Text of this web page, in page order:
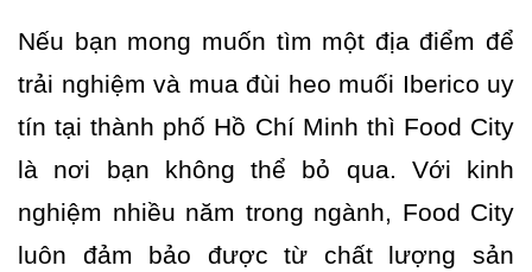
Nếu bạn mong muốn tìm một địa điểm để
trải nghiệm và mua đùi heo muối Iberico uy
tín tại thành phố Hồ Chí Minh thì Food City
là nơi bạn không thể bỏ qua. Với kinh
nghiệm nhiều năm trong ngành, Food City
luôn đảm bảo được từ chất lượng sản